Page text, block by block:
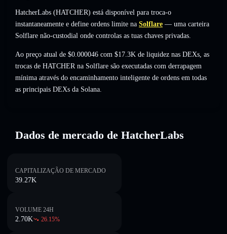
HatcherLabs (HATCHER) está disponível para troca-o
instantaneamente e define ordens limite na Solflare — uma carteira
Solflare não-custodial onde controlas as tuas chaves privadas.
Ao preço atual de $0.000046 com $17.3K de liquidez nas DEXs, as
trocas de HATCHER na Solflare são executadas com derrapagem
mínima através do encaminhamento inteligente de ordens em todas
as principais DEXs da Solana.
Dados de mercado de HatcherLabs
CAPITALIZAÇÃO DE MERCADO
39.27K
VOLUME 24H
2.70K 26.15%